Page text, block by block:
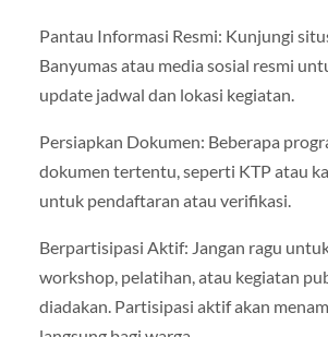
Pantau Informasi Resmi: Kunjungi
Banyumas atau media sosial resmi
update jadwal dan lokasi kegiatan.
Persiapkan Dokumen: Beberapa
dokumen tertentu, seperti KTP atau
untuk pendaftaran atau verifikasi.
Berpartisipasi Aktif: Jangan ragu
workshop, pelatihan, atau kegiatan
diadakan. Partisipasi aktif akan